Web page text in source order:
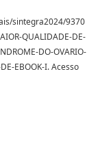
sintegra2024/9370
QUALIDADE-DE-
DO-OVARIO-
EBOOK-I. Acesso